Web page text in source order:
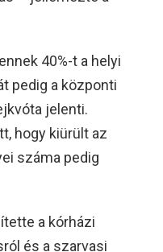
40%-t a helyi
pedig a központi
jelenti.
hogy kiürült az
száma pedig
a kórházi
és a szarvasi